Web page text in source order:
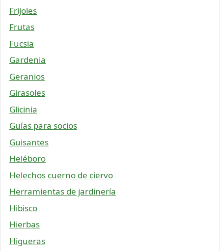
Frijoles
Frutas
Fucsia
Gardenia
Geranios
Girasoles
Glicinia
Guías para socios
Guisantes
Heléboro
Helechos cuerno de ciervo
Herramientas de jardinería
Hibisco
Hierbas
Higueras